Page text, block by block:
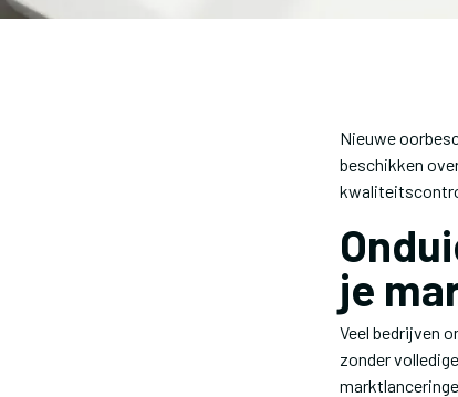
Nieuwe
beschikken
je
Veel bedrijven
zonder